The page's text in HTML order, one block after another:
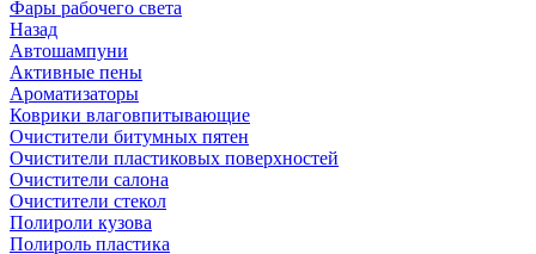
Фары рабочего света
Назад
Автошампуни
Активные пены
Ароматизаторы
Коврики влаговпитывающие
Очистители битумных пятен
Очистители пластиковых поверхностей
Очистители салона
Очистители стекол
Полироли кузова
Полироль пластика